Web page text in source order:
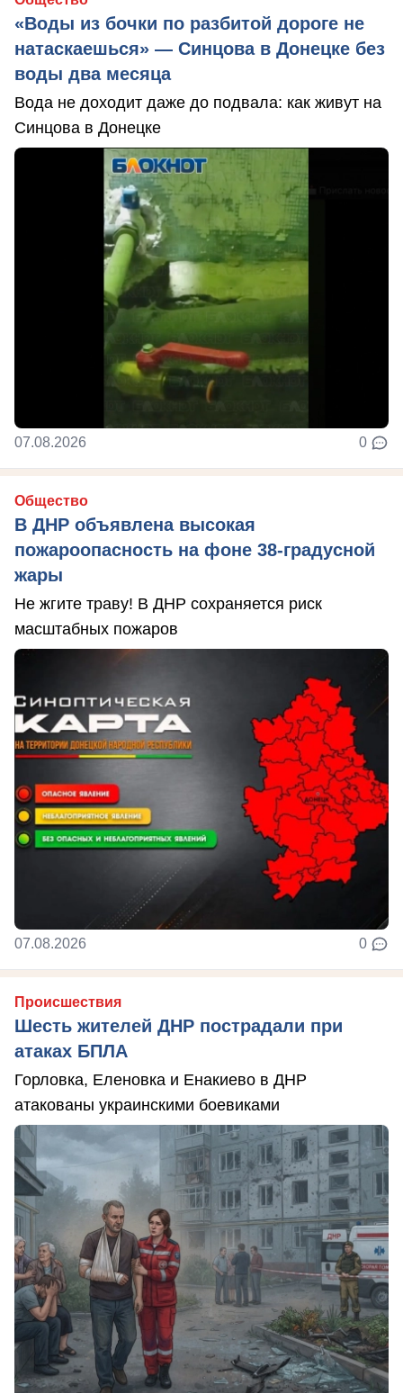
«Воды из бочки по разбитой дороге не
натаскаешься» — Синцова в Донецке без
воды два месяца
Вода не доходит даже до подвала: как живут на
Синцова в Донецке
07.08.2026 0
Общество
В ДНР объявлена высокая
пожароопасность на фоне 38-градусной
жары
Не жгите траву! В ДНР сохраняется риск
масштабных пожаров
07.08.2026 0
Происшествия
Шесть жителей ДНР пострадали при
атаках БПЛА
Горловка, Еленовка и Енакиево в ДНР
атакованы украинскими боевиками